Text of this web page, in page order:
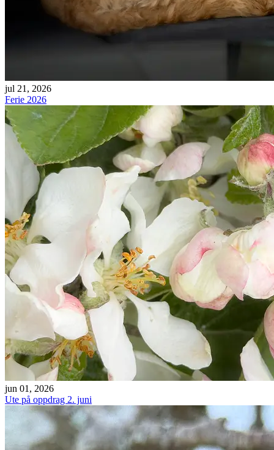
jul 21, 2026
Ferie 2026
jun 01, 2026
Ute på oppdrag 2. juni